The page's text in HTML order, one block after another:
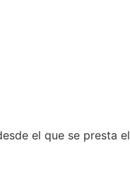
el que se presta el